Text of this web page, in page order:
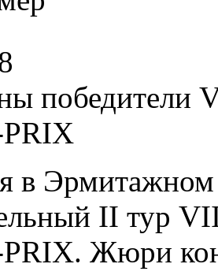
победители
в
II тур
PRIX. Жюри